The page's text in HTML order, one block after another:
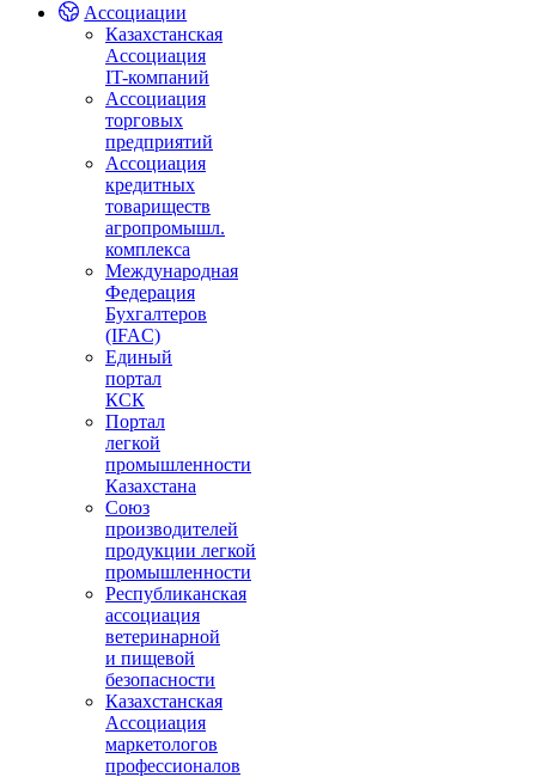
Ассоциации
Казахстанская
Ассоциация
IT-компаний
Ассоциация
торговых
предприятий
Ассоциация
кредитных
товариществ
агропромышл.
комплекса
Международная
Федерация
Бухгалтеров
(IFAC)
Единый
портал
КСК
Портал
легкой
промышленности
Казахстана
Союз
производителей
продукции легкой
промышленности
Республиканская
ассоциация
ветеринарной
и пищевой
безопасности
Казахстанская
Ассоциация
маркетологов
профессионалов